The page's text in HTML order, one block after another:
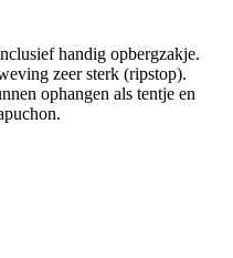
handig opbergzakje.
zeer sterk (ripstop).
ophangen als tentje en